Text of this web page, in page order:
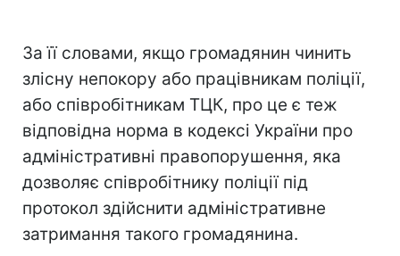
За її словами, якщо громадянин чинить
злісну непокору або працівникам поліції,
або співробітникам ТЦК, про це є теж
відповідна норма в кодексі України про
адміністративні правопорушення, яка
дозволяє співробітнику поліції під
протокол здійснити адміністративне
затримання такого громадянина.